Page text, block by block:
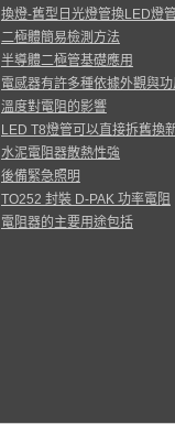
換燈-舊型日光燈管換LED燈管
二極體簡易檢測方法
半導體二極管基礎應用
電感器有許多種依據外觀與
溫度對電阻的影響
LED T8燈管可以直接拆舊換
水泥電阻器散熱性強
後備緊急照明
TO252 封裝 D-PAK 功率電阻
電阻器的主要用途包括